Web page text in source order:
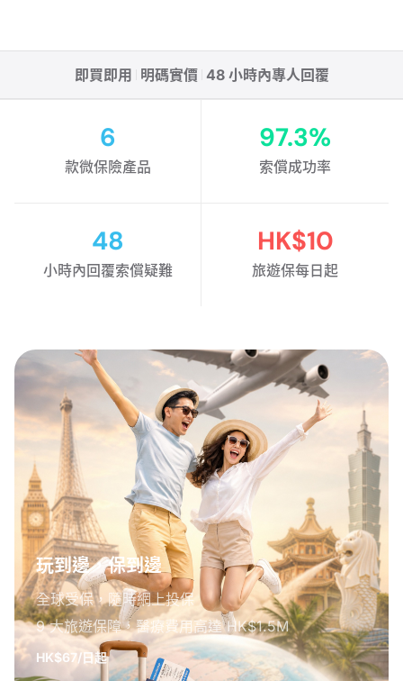
即買即用 明碼實價 48 小時內專人回覆
6
款微保險產品
97.3%
索償成功率
48
小時內回覆索償疑難
HK$10
旅遊保每日起
玩到邊，保到邊
全球受保，隨時網上投保
9 大旅遊保障，醫療費用高達 HK$1.5M
HK$67/日起